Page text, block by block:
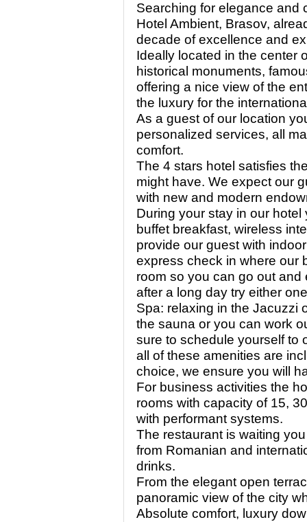
Searching for elegance and
Hotel Ambient, Brasov,
decade of excellence and
Ideally located in the center
historical monuments,
offering a nice view of the
the luxury for the
As a guest of our location
personalized services, all
comfort.
The 4 stars hotel satisfies
might have. We expect our
with new and modern
During your stay in our
buffet breakfast, wireless
provide our guest with
express check in where our
room so you can go out and
after a long day try either
Spa: relaxing in the Jacuzzi
the sauna or you can work
sure to schedule yourself to
all of these amenities are
choice, we ensure you will
For business activities the
rooms with capacity of 15,
with performant systems.
The restaurant is waiting
from Romanian and
drinks.
From the elegant open
panoramic view of the city
Absolute comfort, luxury